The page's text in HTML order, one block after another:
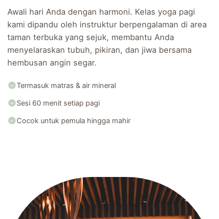
Awali hari Anda dengan harmoni. Kelas yoga pagi
kami dipandu oleh instruktur berpengalaman di area
taman terbuka yang sejuk, membantu Anda
menyelaraskan tubuh, pikiran, dan jiwa bersama
hembusan angin segar.
Termasuk matras & air mineral
Sesi 60 menit setiap pagi
Cocok untuk pemula hingga mahir